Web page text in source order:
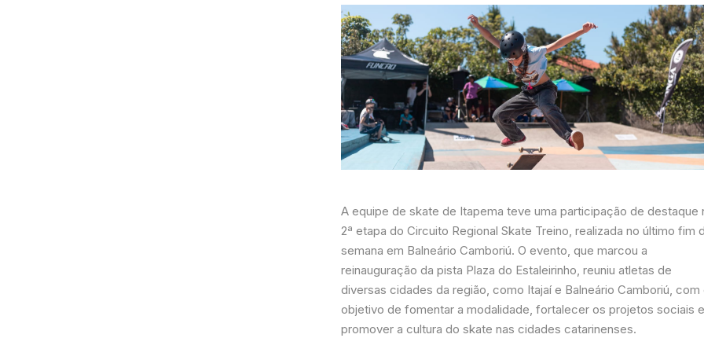
A equipe de skate de Itapema teve uma participação de destaque
2ª etapa do Circuito Regional Skate Treino, realizada no último fim
semana em Balneário Camboriú. O evento, que marcou a
reinauguração da pista Plaza do Estaleirinho, reuniu atletas de
diversas cidades da região, como Itajaí e Balneário Camboriú, com
objetivo de fomentar a modalidade, fortalecer os projetos sociais
promover a cultura do skate nas cidades catarinenses.